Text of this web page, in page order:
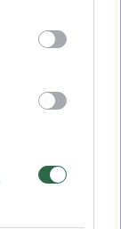
du
visąlaik
mano
skonis
tepasi